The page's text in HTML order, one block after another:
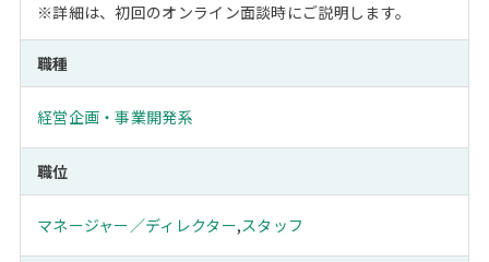
※詳細は、初回のオンライン面談時にご説明します。
職種
経営企画・事業開発系
職位
マネージャー／ディレクター,スタッフ